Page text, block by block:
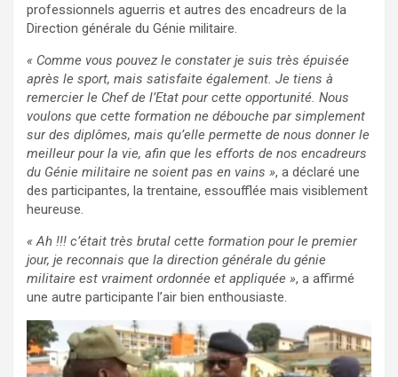
professionnels aguerris et autres des encadreurs de la
Direction générale du Génie militaire.
« Comme vous pouvez le constater je suis très épuisée
après le sport, mais satisfaite également. Je tiens à
remercier le Chef de l’Etat pour cette opportunité. Nous
voulons que cette formation ne débouche par simplement
sur des diplômes, mais qu’elle permette de nous donner le
meilleur pour la vie, afin que les efforts de nos encadreurs
du Génie militaire ne soient pas en vains », a déclaré une
des participantes, la trentaine, essoufflée mais visiblement
heureuse.
« Ah !!! c’était très brutal cette formation pour le premier
jour, je reconnais que la direction générale du génie
militaire est vraiment ordonnée et appliquée », a affirmé
une autre participante l’air bien enthousiaste.